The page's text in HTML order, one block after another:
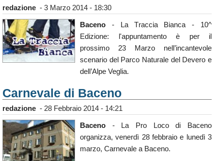
redazione - 3 Marzo 2014 - 18:30
Baceno - La Traccia Bianca - 10^
Edizione: l'appuntamento è per il
prossimo 23 Marzo nell’incantevole
scenario del Parco Naturale del Devero e
dell’Alpe Veglia.
Carnevale di Baceno
redazione - 28 Febbraio 2014 - 14:21
Baceno - La Pro Loco di Baceno
organizza, venerdì 28 febbraio e lunedì 3
marzo, Carnevale a Baceno.